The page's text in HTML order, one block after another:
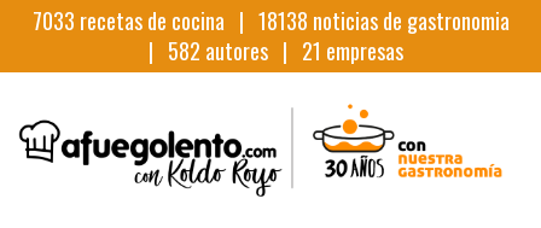
7033 recetas de cocina | 18138 noticias de gastronomia
| 582 autores | 21 empresas